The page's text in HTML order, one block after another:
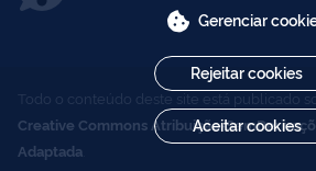
Todo o conteúdo deste site está publicado
Creative Commons Atribuição-
Adaptada
Gerenciar
Rejeitar cookies
Aceitar cookies